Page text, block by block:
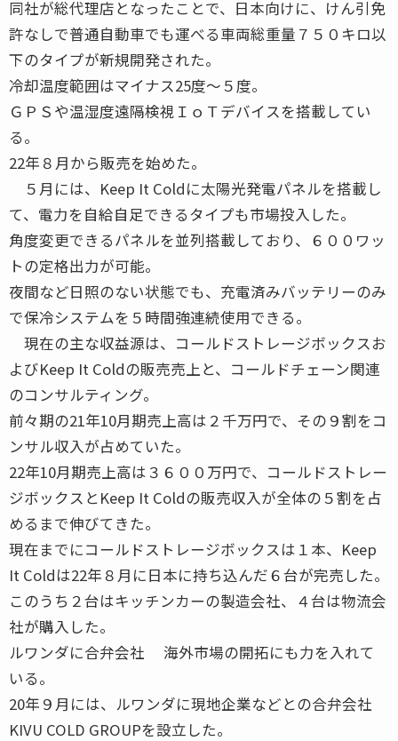
同社が総代理店となったことで、日本向けに、けん引免
許なしで普通自動車でも運べる車両総重量７５０キロ以
下のタイプが新規開発された。
冷却温度範囲はマイナス25度〜５度。
ＧＰＳや温湿度遠隔検視ＩｏＴデバイスを搭載してい
る。
22年８月から販売を始めた。
５月には、Keep It Coldに太陽光発電パネルを搭載し
て、電力を自給自足できるタイプも市場投入した。
角度変更できるパネルを並列搭載しており、６００ワッ
トの定格出力が可能。
夜間など日照のない状態でも、充電済みバッテリーのみ
で保冷システムを５時間強連続使用できる。
現在の主な収益源は、コールドストレージボックスお
よびKeep It Coldの販売売上と、コールドチェーン関連
のコンサルティング。
前々期の21年10月期売上高は２千万円で、その９割をコ
ンサル収入が占めていた。
22年10月期売上高は３６００万円で、コールドストレー
ジボックスとKeep It Coldの販売収入が全体の５割を占
めるまで伸びてきた。
現在までにコールドストレージボックスは１本、Keep
It Coldは22年８月に日本に持ち込んだ６台が完売した。
このうち２台はキッチンカーの製造会社、４台は物流会
社が購入した。
ルワンダに合弁会社 海外市場の開拓にも力を入れて
いる。
20年９月には、ルワンダに現地企業などとの合弁会社
KIVU COLD GROUPを設立した。